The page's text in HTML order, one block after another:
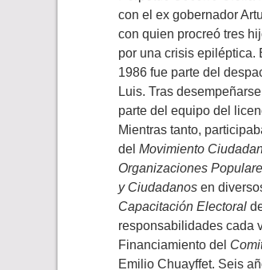
con el ex gobernador
con quien procreó tres
por una crisis epiléptica.
1986 fue parte del
Luis. Tras
parte del equipo del
Mientras tanto,
del Movimiento
Organizaciones
y Ciudadanos en
Capacitación Electoral
responsabilidades cada
Financiamiento del
Emilio Chuayffet. Seis